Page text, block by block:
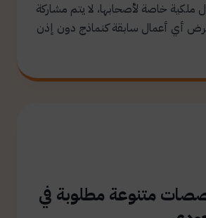
ملكية خاصة لأصحابها، لا يتم مشاركة
أي أعمال سابقة كنماذج دون إذن
متنوعة مطلوبة في